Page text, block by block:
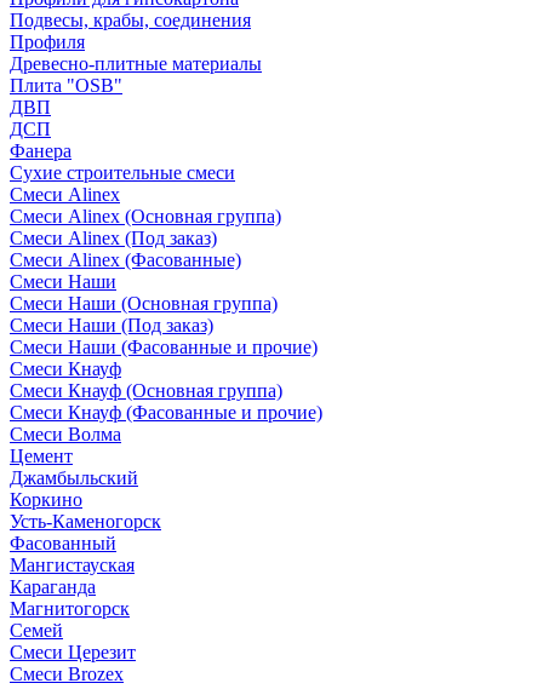
Подвесы, крабы, соединения
Профиля
Древесно-плитные материалы
Плита "OSB"
ДВП
ДСП
Фанера
Сухие строительные смеси
Смеси Alinex
Смеси Alinex (Основная группа)
Смеси Alinex (Под заказ)
Смеси Alinex (Фасованные)
Смеси Наши
Смеси Наши (Основная группа)
Смеси Наши (Под заказ)
Смеси Наши (Фасованные и прочие)
Смеси Кнауф
Смеси Кнауф (Основная группа)
Смеси Кнауф (Фасованные и прочие)
Смеси Волма
Цемент
Джамбыльский
Коркино
Усть-Каменогорск
Фасованный
Мангистауская
Караганда
Магнитогорск
Семей
Смеси Церезит
Смеси Brozex